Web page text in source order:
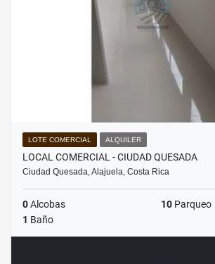
LOTE COMERCIAL ALQUILER
LOCAL COMERCIAL - CIUDAD QUESADA
Ciudad Quesada, Alajuela, Costa Rica
0Alcobas 10 Parqueo
1 Baño